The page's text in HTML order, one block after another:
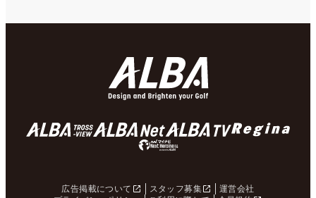
広告掲載について スタッフ募集
運営会社